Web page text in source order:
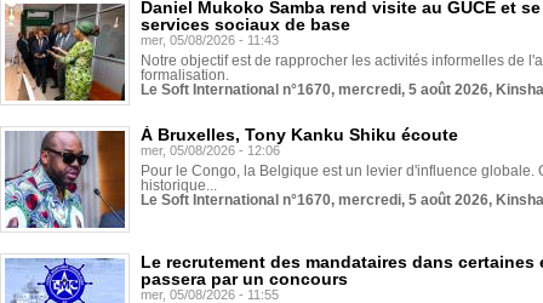
Daniel Mukoko Samba rend visite au GUCE et
services sociaux de base
mer, 05/08/2026 - 11:43
Notre objectif est de rapprocher les activités informelles de
formalisation.
Le Soft International n°1670, mercredi, 5 août 2026,
À Bruxelles, Tony Kanku Shiku écoute
mer, 05/08/2026 - 12:06
Pour le Congo, la Belgique est un levier d'influence globale.
historique...
Le Soft International n°1670, mercredi, 5 août 2026,
Le recrutement des mandataires dans
passera par un concours
mer, 05/08/2026 - 11:55